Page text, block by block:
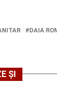
DAIA
ȘI